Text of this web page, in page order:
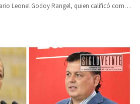
Leonel Godoy Rangel, quien calificó como